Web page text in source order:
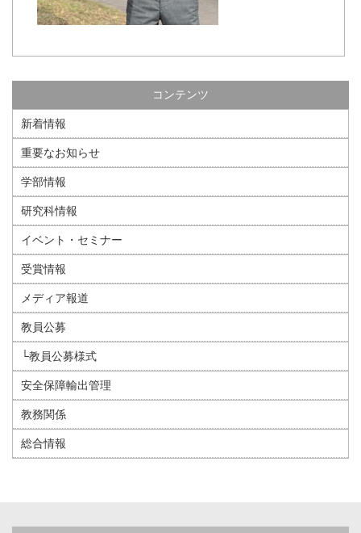
コンテンツ
新着情報
重要なお知らせ
学部情報
研究科情報
イベント・セミナー
受賞情報
メディア報道
教員公募
└教員公募様式
安全保障輸出管理
教務関係
総合情報